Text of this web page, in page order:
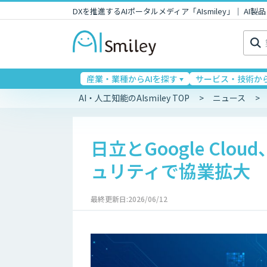
DXを推進するAIポータルメディア「AIsmiley」｜ AI製
検
索:
産業・業種からAIを探す
サービス・技術か
AI・人工知能のAIsmiley TOP
ニュース
日立とGoogle Cloud
ュリティで協業拡大
最終更新日:2026/06/12